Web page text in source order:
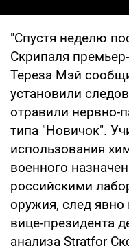
"Спустя неделю
Скрипаля
Тереза Мэй
установили
отравили нервно-
типа "Новичок".
использования
военного
российскими
оружия, след явно
вице-президента
анализа Stratfor